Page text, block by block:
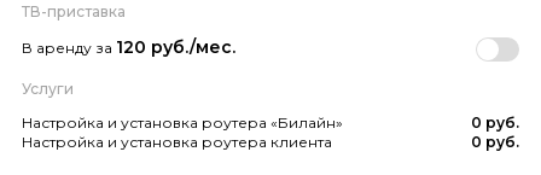
ТВ-приставка
В аренду за 120 руб./мес.
Услуги
Настройка и установка роутера «Билайн»
0 руб.
Настройка и установка роутера клиента
0 руб.